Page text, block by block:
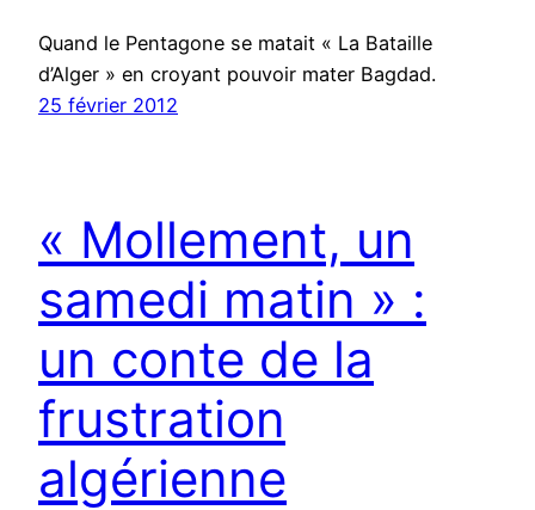
Quand le Pentagone se matait « La Bataille
d’Alger » en croyant pouvoir mater Bagdad.
25 février 2012
« Mollement, un
samedi matin » :
un conte de la
frustration
algérienne